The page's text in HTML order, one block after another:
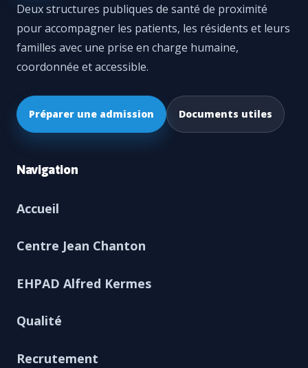
Deux structures publiques de santé de proximité
pour accompagner les patients, les résidents et leurs
familles avec une prise en charge humaine,
coordonnée et accessible.
Préparer une admission Documents utiles
Navigation
Accueil
Centre Jean Chanton
EHPAD Alfred Kermes
Qualité
Recrutement